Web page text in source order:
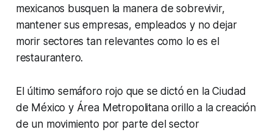
mexicanos busquen la manera de sobrevivir,
mantener sus empresas, empleados y no dejar
morir sectores tan relevantes como lo es el
restaurantero.
El último semáforo rojo que se dictó en la Ciudad
de México y Área Metropolitana orillo a la creación
de un movimiento por parte del sector